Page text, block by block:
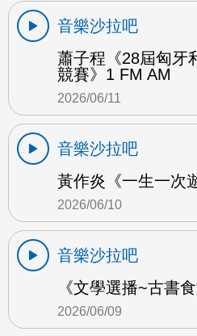
音樂沙拉吧
蕭子程《28屆匈牙
競賽》1 FM AM
2026/06/11
音樂沙拉吧
黃作炎《一生一次
2026/06/10
音樂沙拉吧
《文學選播~古書
2026/06/09